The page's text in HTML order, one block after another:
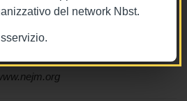
del network Nbst.
nella pratica
al cambiamento e